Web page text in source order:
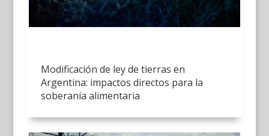
Modificación de ley de tierras en
Argentina: impactos directos para la
soberanía alimentaria